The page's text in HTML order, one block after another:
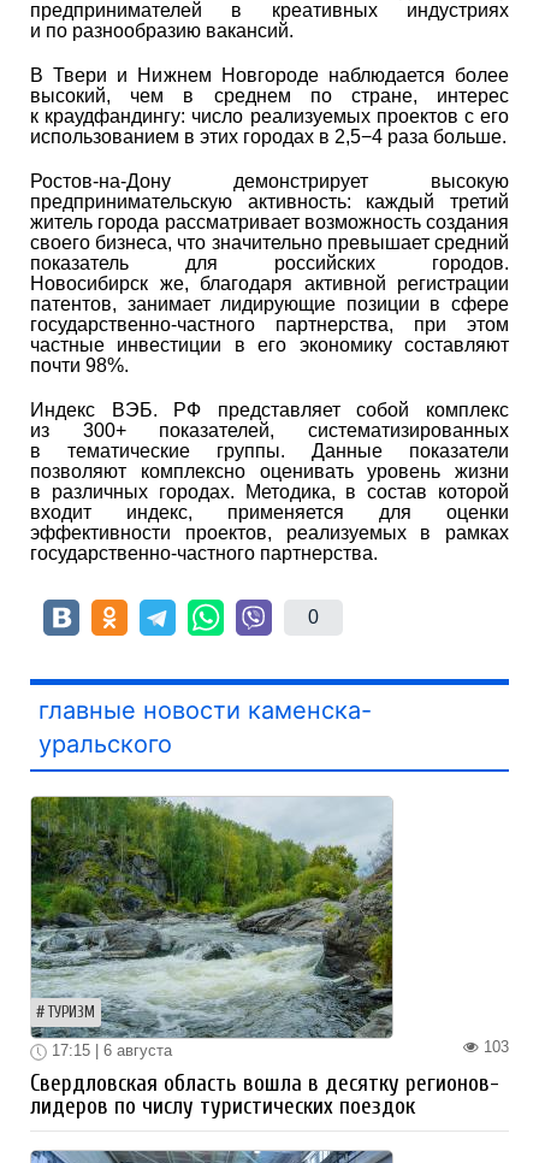
предпринимателей в креативных индустриях
и по разнообразию вакансий.
В Твери и Нижнем Новгороде наблюдается более
высокий, чем в среднем по стране, интерес
к краудфандингу: число реализуемых проектов с его
использованием в этих городах в 2,5−4 раза больше.
Ростов-на-Дону демонстрирует высокую
предпринимательскую активность: каждый третий
житель города рассматривает возможность создания
своего бизнеса, что значительно превышает средний
показатель для российских городов.
Новосибирск же, благодаря активной регистрации
патентов, занимает лидирующие позиции в сфере
государственно-частного партнерства, при этом
частные инвестиции в его экономику составляют
почти 98%.
Индекс ВЭБ. РФ представляет собой комплекс
из 300+ показателей, систематизированных
в тематические группы. Данные показатели
позволяют комплексно оценивать уровень жизни
в различных городах. Методика, в состав которой
входит индекс, применяется для оценки
эффективности проектов, реализуемых в рамках
государственно-частного партнерства.
0
главные новости каменска-
уральского
ТУРИЗМ
103
17:15 | 6 августа
Свердловская область вошла в десятку регионов-
лидеров по числу туристических поездок